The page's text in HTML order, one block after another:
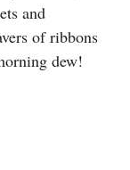
and
of ribbons
dew!